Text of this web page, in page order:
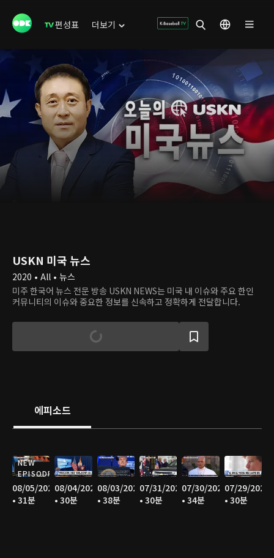
편성표 더보기
USKN 미국 뉴스
2020 • All • 뉴스
미주 한국어 뉴스 전문 방송 USKN NEWS는 미국 내 이슈와 주요 한인
커뮤니티의 이슈와 중요한 정보를 신속하고 정확하게 전달합니다.
에피소드
NEW
EPISODE
08/05/2026
• 31분
08/04/2026
• 30분
08/03/2026
• 38분
07/31/2026
• 30분
07/30/2026
• 34분
07/29/2026
• 30분